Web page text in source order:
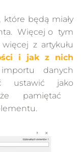
które będą miały
Więcej o tym
z artykułu
i jak z nich
danych
ustawić jako
pamiętać